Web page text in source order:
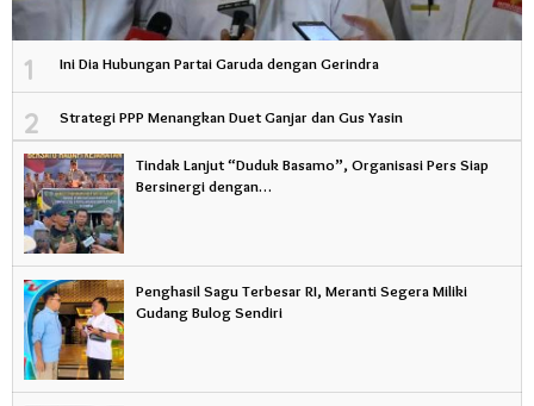
1 Ini Dia Hubungan Partai Garuda dengan Gerindra
2 Strategi PPP Menangkan Duet Ganjar dan Gus Yasin
Tindak Lanjut “Duduk Basamo”, Organisasi Pers Siap
Bersinergi dengan…
Penghasil Sagu Terbesar RI, Meranti Segera Miliki
Gudang Bulog Sendiri